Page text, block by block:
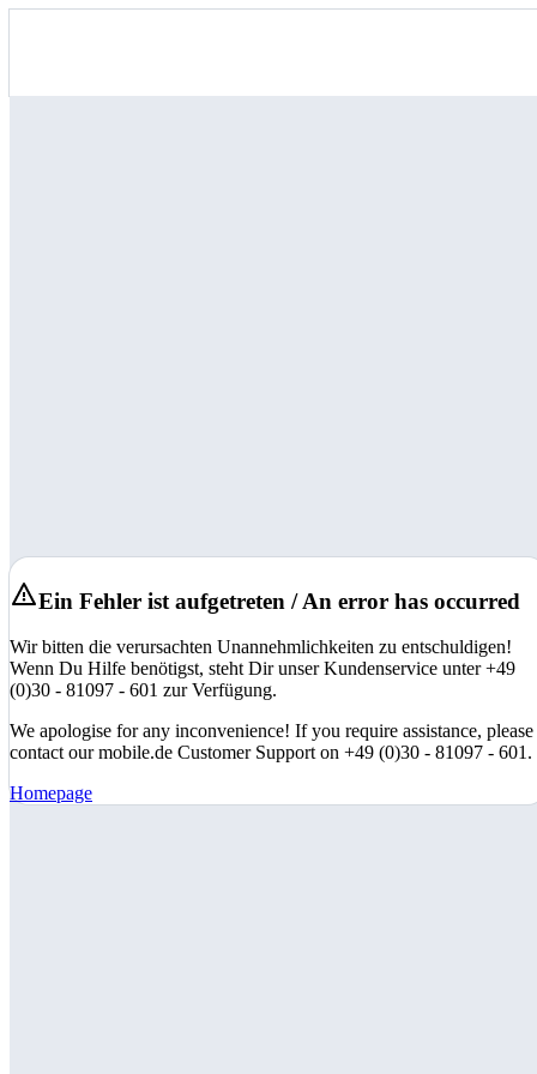
Ein Fehler ist aufgetreten / An error has occurred
Wir bitten die verursachten Unannehmlichkeiten zu entschuldigen!
Wenn Du Hilfe benötigst, steht Dir unser Kundenservice unter +49
(0)30 - 81097 - 601 zur Verfügung.
We apologise for any inconvenience! If you require assistance, please
contact our mobile.de Customer Support on +49 (0)30 - 81097 - 601.
Homepage